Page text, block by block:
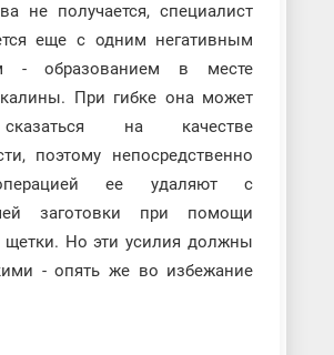
не получается, специалист
еще с одним негативным
- образованием в месте
При гибке она может
на качестве
поэтому непосредственно
ее удаляют с
заготовки при помощи
щетки. Но эти усилия должны
- опять же во избежание